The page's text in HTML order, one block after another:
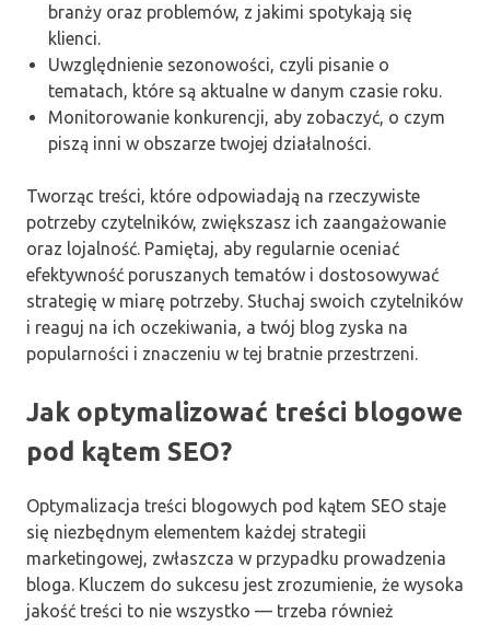
branży oraz problemów, z jakimi spotykają się
klienci.
Uwzględnienie sezonowości, czyli pisanie o
tematach, które są aktualne w danym czasie roku.
Monitorowanie konkurencji, aby zobaczyć, o czym
piszą inni w obszarze twojej działalności.
Tworząc treści, które odpowiadają na rzeczywiste
potrzeby czytelników, zwiększasz ich zaangażowanie
oraz lojalność. Pamiętaj, aby regularnie oceniać
efektywność poruszanych tematów i dostosowywać
strategię w miarę potrzeby. Słuchaj swoich czytelników
i reaguj na ich oczekiwania, a twój blog zyska na
popularności i znaczeniu w tej bratnie przestrzeni.
Jak optymalizować treści blogowe
pod kątem SEO?
Optymalizacja treści blogowych pod kątem SEO staje
się niezbędnym elementem każdej strategii
marketingowej, zwłaszcza w przypadku prowadzenia
bloga. Kluczem do sukcesu jest zrozumienie, że wysoka
jakość treści to nie wszystko — trzeba również